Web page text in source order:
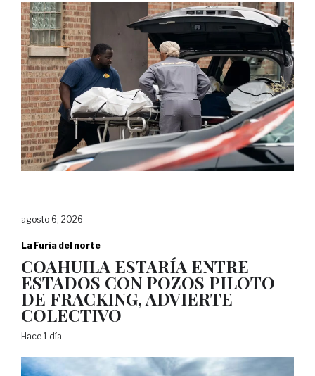
agosto 6, 2026
La Furia del norte
COAHUILA ESTARÍA ENTRE
ESTADOS CON POZOS PILOTO
DE FRACKING, ADVIERTE
COLECTIVO
Hace 1 día